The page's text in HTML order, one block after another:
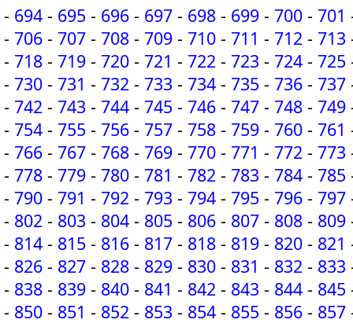
- 694 - 695 - 696 - 697 - 698 - 699 - 700 - 701
- 706 - 707 - 708 - 709 - 710 - 711 - 712 - 713
- 718 - 719 - 720 - 721 - 722 - 723 - 724 - 725
- 730 - 731 - 732 - 733 - 734 - 735 - 736 - 737
- 742 - 743 - 744 - 745 - 746 - 747 - 748 - 749
- 754 - 755 - 756 - 757 - 758 - 759 - 760 - 761
- 766 - 767 - 768 - 769 - 770 - 771 - 772 - 773
- 778 - 779 - 780 - 781 - 782 - 783 - 784 - 785
- 790 - 791 - 792 - 793 - 794 - 795 - 796 - 797
- 802 - 803 - 804 - 805 - 806 - 807 - 808 - 809
- 814 - 815 - 816 - 817 - 818 - 819 - 820 - 821
- 826 - 827 - 828 - 829 - 830 - 831 - 832 - 833
- 838 - 839 - 840 - 841 - 842 - 843 - 844 - 845
- 850 - 851 - 852 - 853 - 854 - 855 - 856 - 857